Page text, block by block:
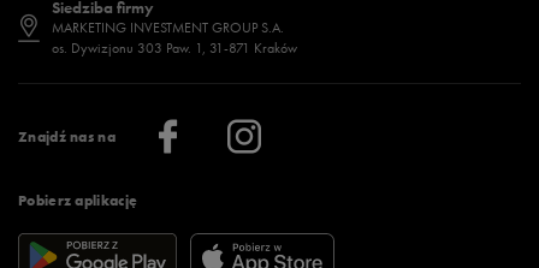
Znajdź nas na
Pobierz aplikację
Regulamin sklepu 50 style
Regulamin aplikacji 50 style
Więcej regulaminów >
Jak wybrać buty na zimę?
Więcej >
Stylizacje damskie
Sklepy stacjonarne
Klub 50 style
Praca
Informacje o firmie
Siedziba firmy
MARKETING INVESTMENT GROUP S.A.
os. Dywizjonu 303 Paw. 1, 31-871 Kraków